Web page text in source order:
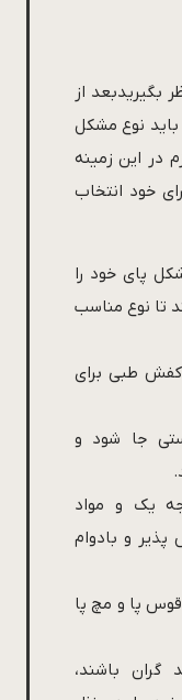
بگیریدبعد از
نوع مشکل
در این زمینه
خود انتخاب
پای خود را
تا نوع مناسب
کفش طبی برای
جا شود و
یک و مواد
و بادوام
پا و مچ پا
باشند،